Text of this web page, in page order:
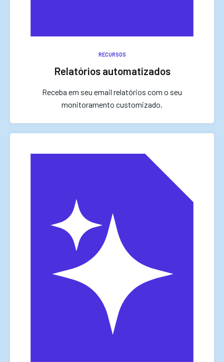
RECURSOS
Relatórios automatizados
Receba em seu email relatórios com o seu
monitoramento customizado.